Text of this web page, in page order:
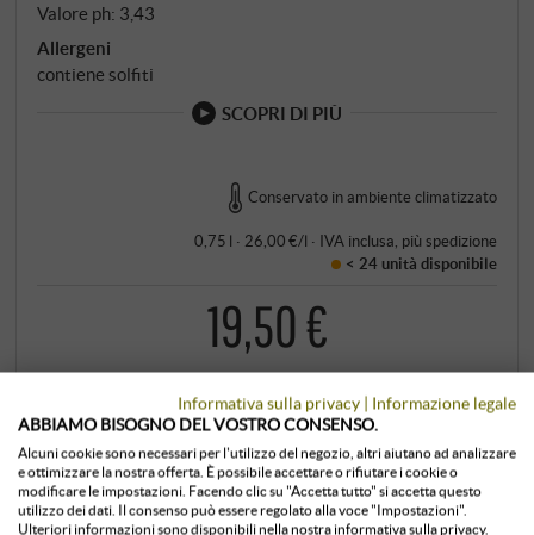
Valore ph: 3,43
Allergeni
contiene solfiti
SCOPRI DI PIÙ
Conservato in ambiente climatizzato
0,75 l · 26,00 €/l · IVA inclusa , più spedizione
< 24 unità disponibile
19,50 €
–
COMPRA
Informativa sulla privacy | Informazione legale
ABBIAMO BISOGNO DEL VOSTRO CONSENSO.
Alcuni cookie sono necessari per l'utilizzo del negozio, altri aiutano ad analizzare
e ottimizzare la nostra offerta. È possibile accettare o rifiutare i cookie o
modificare le impostazioni. Facendo clic su "Accetta tutto" si accetta questo
utilizzo dei dati. Il consenso può essere regolato alla voce "Impostazioni".
Ulteriori informazioni sono disponibili nella nostra informativa sulla privacy.